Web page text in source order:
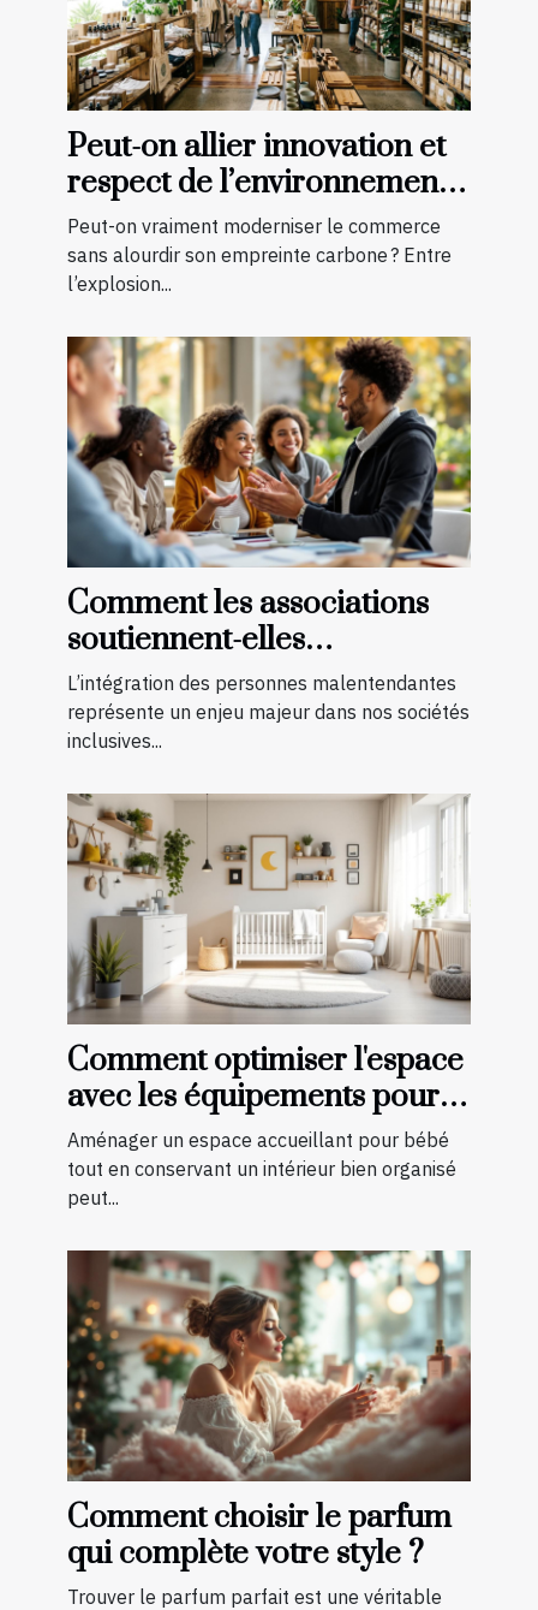
Peut-on allier innovation et
respect de l’environnement
en boutique ?
Peut-on vraiment moderniser le commerce
sans alourdir son empreinte carbone ? Entre
l’explosion...
Comment les associations
soutiennent-elles
l'intégration des
malentendants ?
L’intégration des personnes malentendantes
représente un enjeu majeur dans nos sociétés
inclusives...
Comment optimiser l'espace
avec les équipements pour
bébé?
Aménager un espace accueillant pour bébé
tout en conservant un intérieur bien organisé
peut...
Comment choisir le parfum
qui complète votre style ?
Trouver le parfum parfait est une véritable